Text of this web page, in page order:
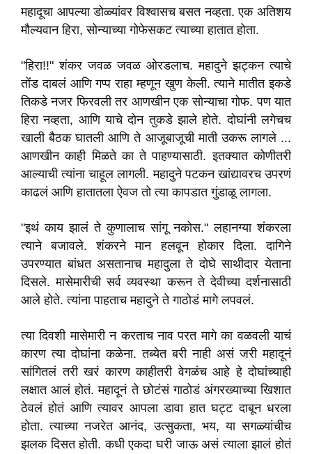
महादूचा आपल्या डोळ्यांवर विश्वासच बसत नव्हता. एक अतिशय
मौल्यवान हिरा, सोन्याच्या गोफेसकट त्याच्या हातात होता.
"हिरा!!" शंकर जवळ जवळ ओरडलाच. महादुने झट्कन त्याचे
तोंड दाबलं आणि गप्प राहा म्हणून खुण केली. त्याने मातीत इकडे
तिकडे नजर फिरवली तर आणखीन एक सोन्याचा गोफ. पण यात
हिरा नव्हता, आणि याचे दोन तुकडे झाले होते. दोघांनी लगेचच
खाली बैठक घातली आणि ते आजूबाजूची माती उकरू लागले ...
आणखीन काही मिळते का ते पाहण्यासाठी. इतक्यात कोणीतरी
आल्याची त्यांना चाहूल लागली. महादुने पटकन खांद्यावरच उपरणं
काढलं आणि हातातला ऐवज तो त्या कापडात गुंडाळू लागला.
"इथं काय झालं ते कुणालाच सांगू नकोस." लहानग्या शंकरला
त्याने बजावले. शंकरने मान हलवून होकार दिला. दागिने
उपरण्यात बांधत असतानाच महादुला ते दोघे साथीदार येताना
दिसले. मासेमारीची सर्व व्यवस्था करून ते देवीच्या दर्शनासाठी
आले होते. त्यांना पाहताच महादुने ते गाठोडं मागे लपवलं.
त्या दिवशी मासेमारी न करताच नाव परत मागे का वळवली याचं
कारण त्या दोघांना कळेना. तब्येत बरी नाही असं जरी महादूनं
सांगितलं तरी खरं कारण काहीतरी वेगळंच आहे हे दोघांच्याही
लक्षात आलं होतं. महादूनं ते छोटंसं गाठोडं अंगरख्याच्या खिशात
ठेवलं होतं आणि त्यावर आपला डावा हात घट्ट दाबून धरला
होता. त्याच्या नजरेत आनंद, उत्सुकता, भय, या सगळ्यांचीच
झलक दिसत होती. कधी एकदा घरी जाऊ असं त्याला झालं होतं